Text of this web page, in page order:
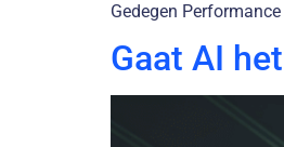
Gedegen
Gaat AI